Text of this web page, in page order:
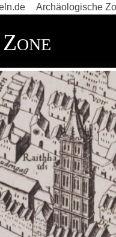
Archäologische
ZONE